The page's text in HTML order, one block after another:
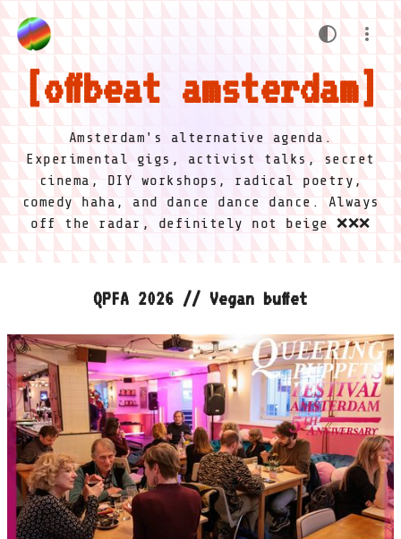
offbeat amsterdam
Amsterdam's alternative agenda.
Experimental gigs, activist talks, secret
cinema, DIY workshops, radical poetry,
comedy haha, and dance dance dance. Always
off the radar, definitely not beige ❌❌❌
QPFA 2026 // Vegan buffet